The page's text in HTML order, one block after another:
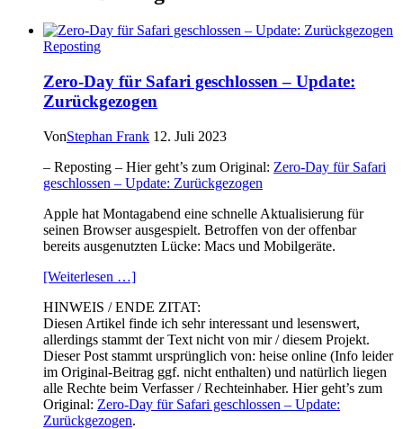
Reposting
Zero-Day für Safari geschlossen – Update:
Zurückgezogen
VonStephan Frank 12. Juli 2023
– Reposting – Hier geht’s zum Original: Zero-Day für Safari
geschlossen – Update: Zurückgezogen
Apple hat Montagabend eine schnelle Aktualisierung für
seinen Browser ausgespielt. Betroffen von der offenbar
bereits ausgenutzten Lücke: Macs und Mobilgeräte.
[Weiterlesen …]
HINWEIS / ENDE ZITAT:
Diesen Artikel finde ich sehr interessant und lesenswert,
allerdings stammt der Text nicht von mir / diesem Projekt.
Dieser Post stammt ursprünglich von: heise online (Info leider
im Original-Beitrag ggf. nicht enthalten) und natürlich liegen
alle Rechte beim Verfasser / Rechteinhaber. Hier geht’s zum
Original: Zero-Day für Safari geschlossen – Update:
Zurückgezogen.